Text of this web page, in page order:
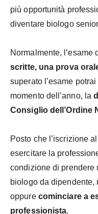
più opportunità
diventare biologo
Normalmente,
scritte, una prova
superato l’esame
momento dell’anno, la
Consiglio dell’Ordine
Posto che l’iscrizione
esercitare la
condizione di prendere
biologo da dipendente,
oppure cominciare a
professionista.